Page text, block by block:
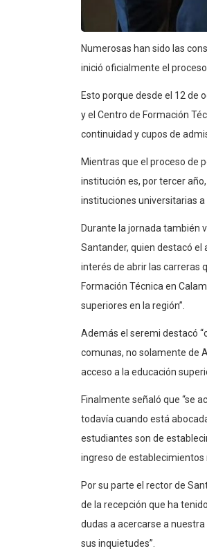
Numerosas han sido las
inició oficialmente el
Esto porque desde el 12 de
y el Centro de Formación
continuidad y cupos de
Mientras que el proceso de
institución es, por tercer
instituciones universitarias a
Durante la jornada también
Santander, quien destacó el
interés de abrir las carreras
Formación Técnica en
superiores en la región”.
Además el seremi destacó
comunas, no solamente de
acceso a la educación
Finalmente señaló que “se
todavía cuando está
estudiantes son de
ingreso de
Por su parte el rector de
de la recepción que ha
dudas a acercarse a
sus inquietudes”.